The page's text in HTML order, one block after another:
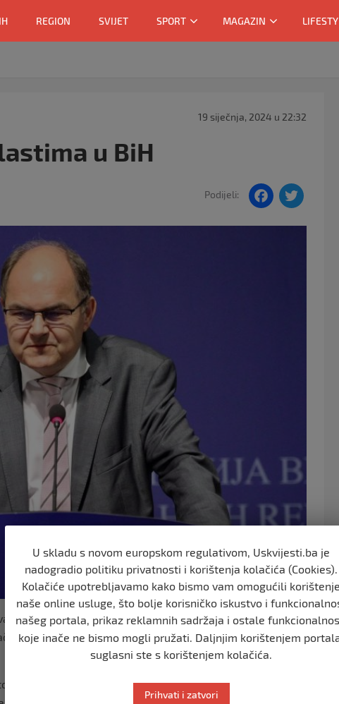
REGION SVIJET SPORT MAGAZIN
19 siječnja, 2024 u 22:32
u BiH
Podijeli:
F
birača, elektronsko brojanje glasova onako kako su ih
odbora na biračkim mjestima koji rade transparentno i
Svaki lažni glas je prepreka u dostizanju evropskih
U skladu s novom europskom regulativom, Uskvijesti.ba je
nadogradio politiku privatnosti i korištenja kolačića (Cookies).
Kolačiće upotrebljavamo kako bismo vam omogućili
naše online usluge, što bolje korisničko iskustvo i
našeg portala, prikaz reklamnih sadržaja i ostale
koje inače ne bismo mogli pružati. Daljnjim korištenjem
suglasni ste s korištenjem kolačića.
Prihvati i zatvori